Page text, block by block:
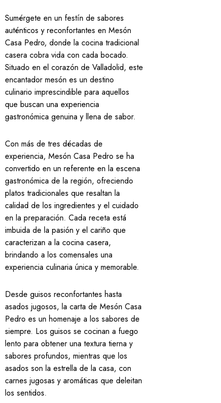
Sumérgete en un festín de sabores
auténticos y reconfortantes en Mesón
Casa Pedro, donde la cocina tradicional
casera cobra vida con cada bocado.
Situado en el corazón de Valladolid, este
encantador mesón es un destino
culinario imprescindible para aquellos
que buscan una experiencia
gastronómica genuina y llena de sabor.
Con más de tres décadas de
experiencia, Mesón Casa Pedro se ha
convertido en un referente en la escena
gastronómica de la región, ofreciendo
platos tradicionales que resaltan la
calidad de los ingredientes y el cuidado
en la preparación. Cada receta está
imbuida de la pasión y el cariño que
caracterizan a la cocina casera,
brindando a los comensales una
experiencia culinaria única y memorable.
Desde guisos reconfortantes hasta
asados jugosos, la carta de Mesón Casa
Pedro es un homenaje a los sabores de
siempre. Los guisos se cocinan a fuego
lento para obtener una textura tierna y
sabores profundos, mientras que los
asados son la estrella de la casa, con
carnes jugosas y aromáticas que deleitan
los sentidos.